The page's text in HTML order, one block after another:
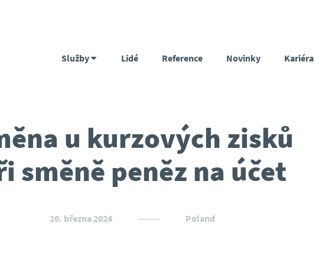
Služby Lidé Reference Novinky Kariéra
u kurzových zisků
směně peněz na účet
26. března 2024 Poland